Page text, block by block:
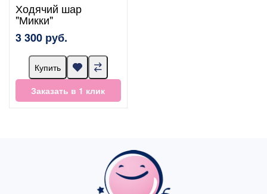
Ходячий шар
"Микки"
3 300 руб.
Купить
Заказать в 1 клик